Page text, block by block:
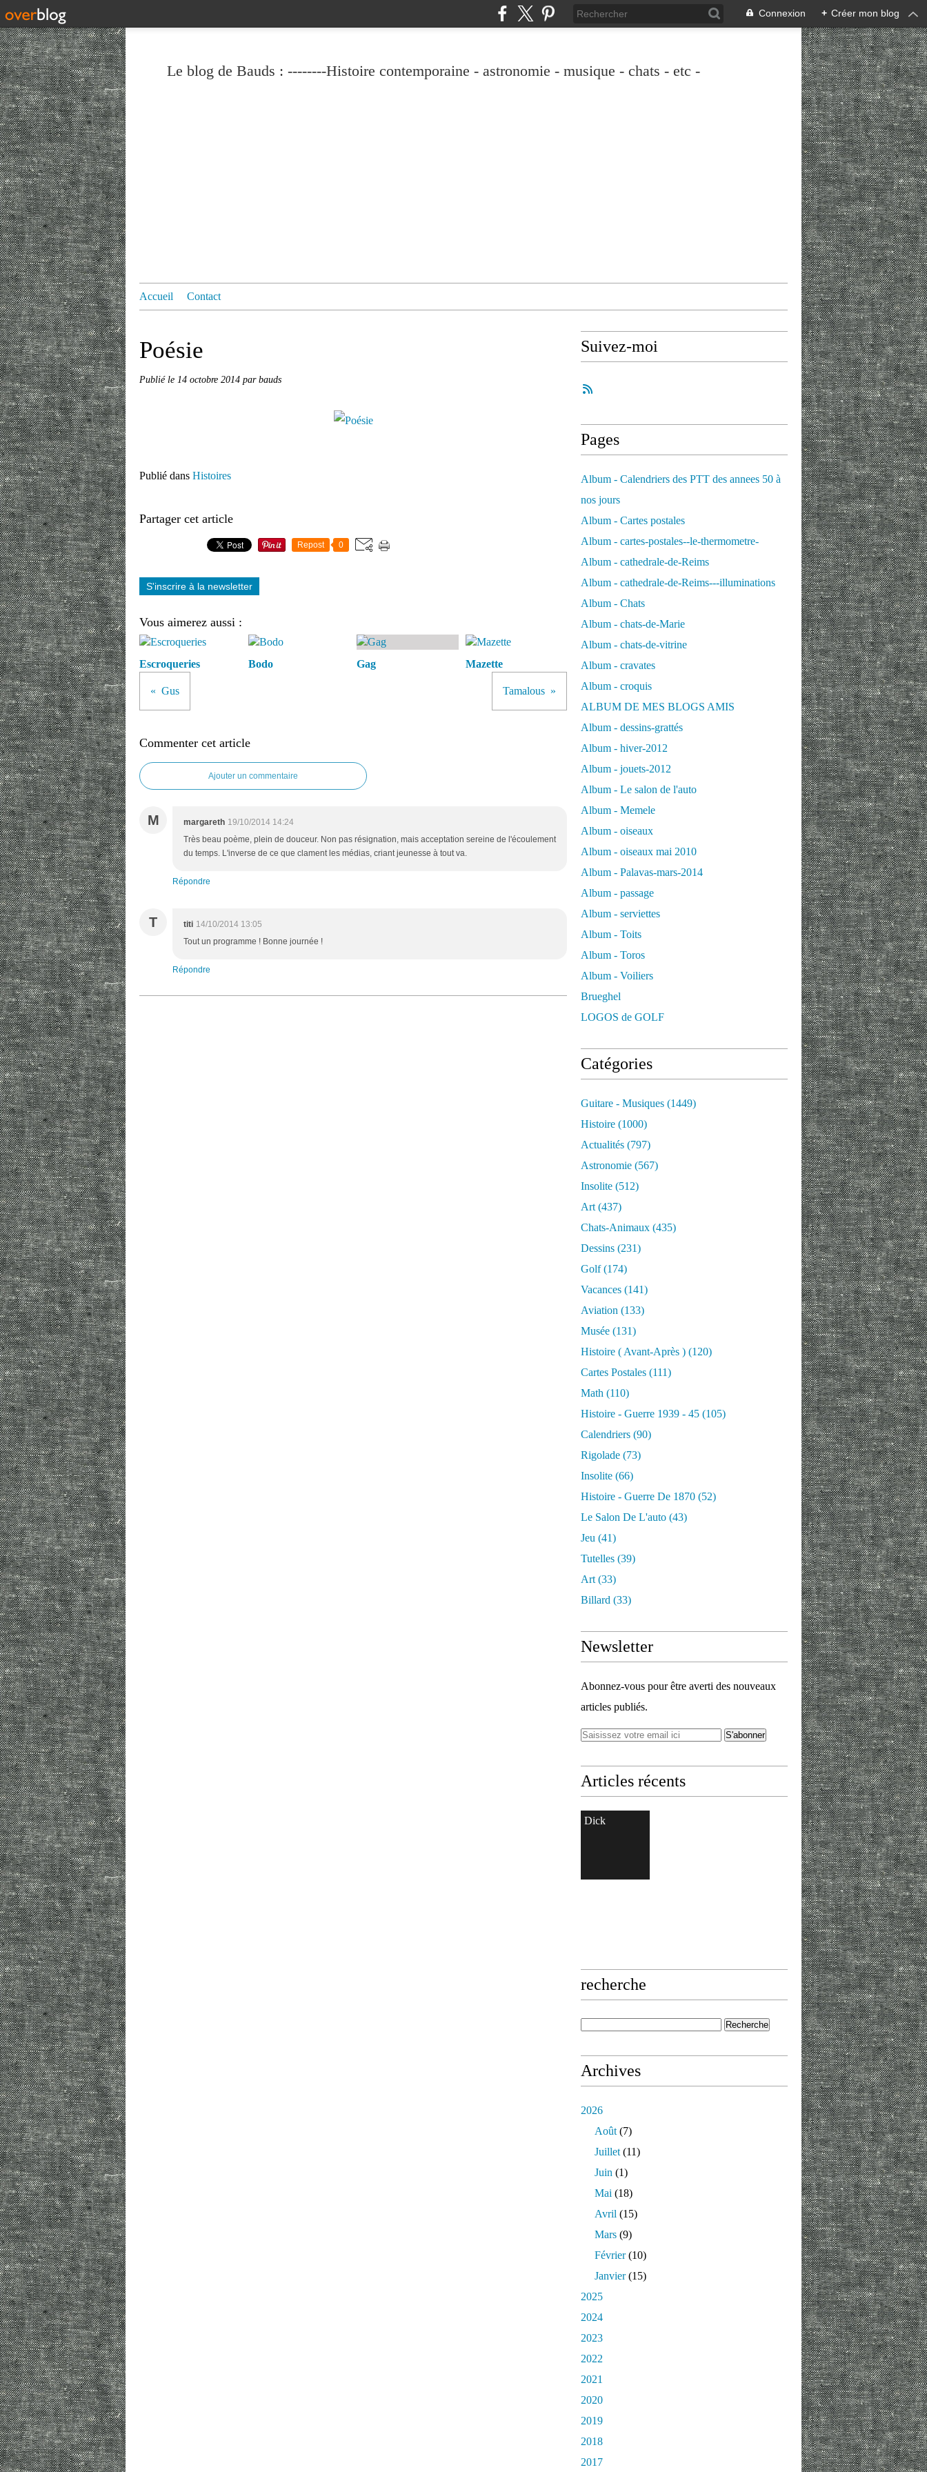
Connexion + Créer mon blog
Le blog de Bauds : --------Histoire contemporaine - astronomie - musique - chats - etc -
Accueil Contact
Poésie
Publié le 14 octobre 2014 par bauds
Publié dans Histoires
Partager cet article
Repost 0
S'inscrire à la newsletter
Vous aimerez aussi :
Escroqueries Bodo Gag Mazette
Gus Tamalous
Commenter cet article
Ajouter un commentaire
M margareth 19/10/2014 14:24
Très beau poème, plein de douceur. Non pas résignation, mais acceptation sereine de l'écoulement
du temps. L'inverse de ce que clament les médias, criant jeunesse à tout va.
Répondre
T titi 14/10/2014 13:05
Tout un programme ! Bonne journée !
Répondre
Suivez-moi
Pages
Album - Calendriers des PTT des annees 50 à
nos jours
Album - Cartes postales
Album - cartes-postales--le-thermometre-
Album - cathedrale-de-Reims
Album - cathedrale-de-Reims---illuminations
Album - Chats
Album - chats-de-Marie
Album - chats-de-vitrine
Album - cravates
Album - croquis
ALBUM DE MES BLOGS AMIS
Album - dessins-grattés
Album - hiver-2012
Album - jouets-2012
Album - Le salon de l'auto
Album - Memele
Album - oiseaux
Album - oiseaux mai 2010
Album - Palavas-mars-2014
Album - passage
Album - serviettes
Album - Toits
Album - Toros
Album - Voiliers
Brueghel
LOGOS de GOLF
Catégories
Guitare - Musiques (1449)
Histoire (1000)
Actualités (797)
Astronomie (567)
Insolite (512)
Art (437)
Chats-Animaux (435)
Dessins (231)
Golf(174)
Vacances (141)
Aviation (133)
Musée (131)
Histoire ( Avant-Après ) (120)
Cartes Postales (111)
Math (110)
Histoire - Guerre 1939 - 45 (105)
Calendriers (90)
Rigolade (73)
Insolite (66)
Histoire - Guerre De 1870 (52)
Le Salon De L'auto (43)
Jeu (41)
Tutelles (39)
Art (33)
Billard (33)
Newsletter
Abonnez-vous pour être averti des nouveaux
articles publiés.
Articles récents
Dick
recherche
Archives
2026
Août (7)
Juillet (11)
Juin (1)
Mai (18)
Avril (15)
Mars (9)
Février(10)
Janvier(15)
2025
2024
2023
2022
2021
2020
2019
2018
2017